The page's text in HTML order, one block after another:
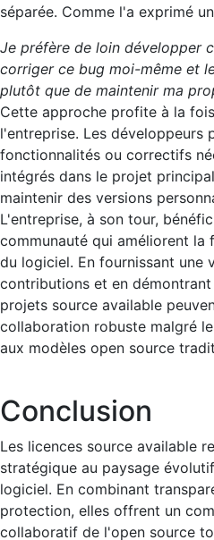
séparée. Comme l'a exprimé
Je préfère de loin développer
corriger ce bug moi-même et
plutôt que de maintenir ma
Cette approche profite à la
l'entreprise. Les développeurs
fonctionnalités ou correctifs
intégrés dans le projet
maintenir des versions
L'entreprise, à son tour,
communauté qui améliorent
du logiciel. En fournissant une
contributions et en
projets source available
collaboration robuste malgré
aux modèles open source
Conclusion
Les licences source available
stratégique au paysage
logiciel. En combinant
protection, elles offrent un
collaboratif de l'open source